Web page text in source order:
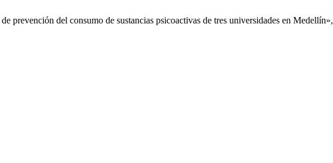
prevención del consumo de sustancias psicoactivas de tres universidades en Medellín»,